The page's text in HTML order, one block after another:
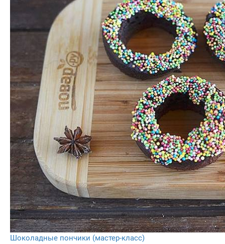
Шоколадные пончики (мастер-класс)